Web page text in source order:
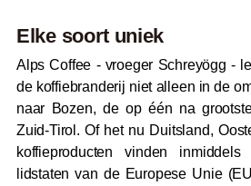
Elke soort uniek
Alps Coffee - vroeger Schreyögg -
de koffiebranderij niet alleen in de
naar Bozen, de op één na
Zuid-Tirol. Of het nu Duitsland,
koffieproducten vinden
lidstaten van de Europese Unie